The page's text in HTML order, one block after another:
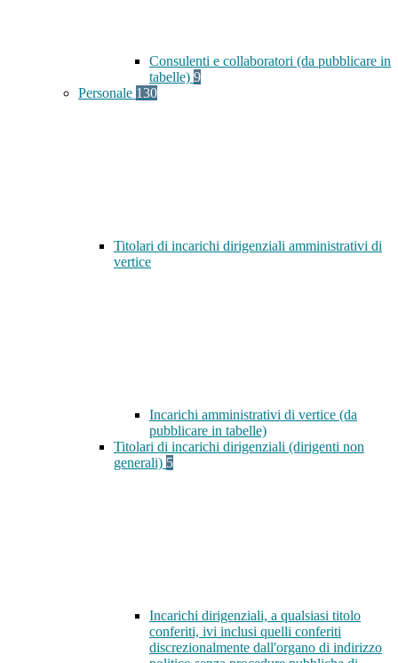
Consulenti e collaboratori (da pubblicare in
tabelle) 9
Personale 130
Titolari di incarichi dirigenziali amministrativi di
vertice
Incarichi amministrativi di vertice (da
pubblicare in tabelle)
Titolari di incarichi dirigenziali (dirigenti non
generali) 5
Incarichi dirigenziali, a qualsiasi titolo
conferiti, ivi inclusi quelli conferiti
discrezionalmente dall'organo di indirizzo